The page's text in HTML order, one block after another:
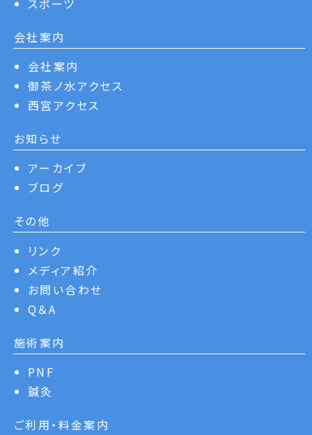
会社案内
会社案内
御茶ノ水アクセス
西宮アクセス
お知らせ
アーカイブ
ブログ
その他
リンク
メディア紹介
お問い合わせ
Q＆A
施術案内
PNF
鍼灸
ご利用・料金案内